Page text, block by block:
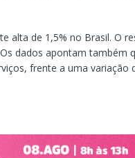
alta de 1,5% no Brasil. O
dados apontam também
frente a uma variação